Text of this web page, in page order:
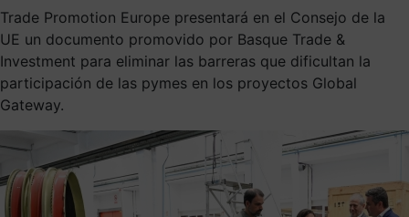
Trade Promotion Europe presentará en el Consejo de la
UE un documento promovido por Basque Trade &
Investment para eliminar las barreras que dificultan la
participación de las pymes en los proyectos Global
Gateway.